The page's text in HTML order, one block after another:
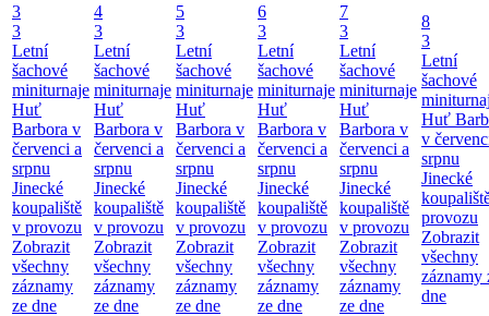
3
3
Letní
šachové
miniturnaje
Huť
Barbora v
červenci a
srpnu
Jinecké
koupaliště
v provozu
Zobrazit
všechny
záznamy
ze dne
4
3
Letní
šachové
miniturnaje
Huť
Barbora v
červenci a
srpnu
Jinecké
koupaliště
v provozu
Zobrazit
všechny
záznamy
ze dne
5
3
Letní
šachové
miniturnaje
Huť
Barbora v
červenci a
srpnu
Jinecké
koupaliště
v provozu
Zobrazit
všechny
záznamy
ze dne
6
3
Letní
šachové
miniturnaje
Huť
Barbora v
červenci a
srpnu
Jinecké
koupaliště
v provozu
Zobrazit
všechny
záznamy
ze dne
7
3
Letní
šachové
miniturnaje
Huť
Barbora v
červenci a
srpnu
Jinecké
koupaliště
v provozu
Zobrazit
všechny
záznamy
ze dne
8
3
Letní
šachové
Huť
v
srpnu
Jinecké
provozu
Zobrazit
všechny
záznamy
dne